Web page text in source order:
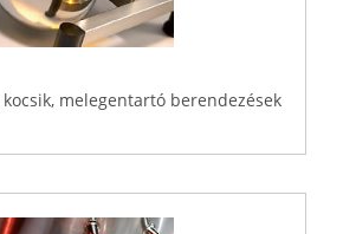
kocsik, melegentartó berendezések